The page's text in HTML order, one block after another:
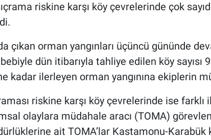
riskine karşı köy çevrelerinde çok
çıkan orman yangınları üçüncü gününde
dün itibarıyla tahliye edilen köy sayısı
kadar ilerleyen orman yangınına ekiplerin
riskine karşı köy çevrelerinde ise
olaylara müdahale aracı (TOMA)
ait TOMA’lar Kastamonu-Karabük